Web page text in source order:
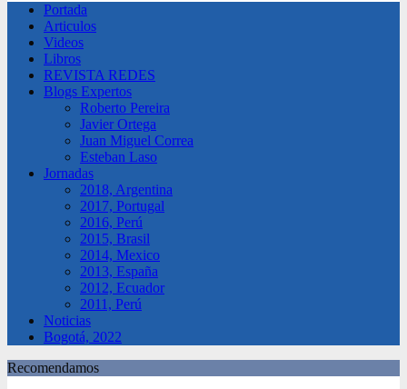
Portada
Articulos
Videos
Libros
REVISTA REDES
Blogs Expertos
Roberto Pereira
Javier Ortega
Juan Miguel Correa
Esteban Laso
Jornadas
2018, Argentina
2017, Portugal
2016, Perú
2015, Brasil
2014, Mexico
2013, España
2012, Ecuador
2011, Perú
Noticias
Bogotá, 2022
Recomendamos